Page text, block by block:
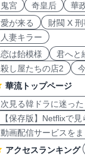
鬼宮
奇皇后 華
愛が来る
財閥 X 刑
人妻キラー
恋は飴模様
君へと
殺し屋たちの店2
華流トップページ
次見る韓ドラに迷っ
【保存版】Netflixで
動画配信サービスを
アクセスランキング